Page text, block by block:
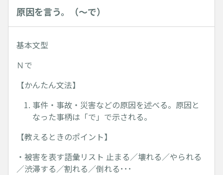
原因を言う。（～で）
基本文型
Ｎで
【かんたん文法】
事件・事故・災害などの原因を述べる。原因と
なった事柄は「で」で示される。
【教えるときのポイント】
・被害を表す語彙リスト 止まる／壊れる／やられる
／渋滞する／割れる／倒れる･･･